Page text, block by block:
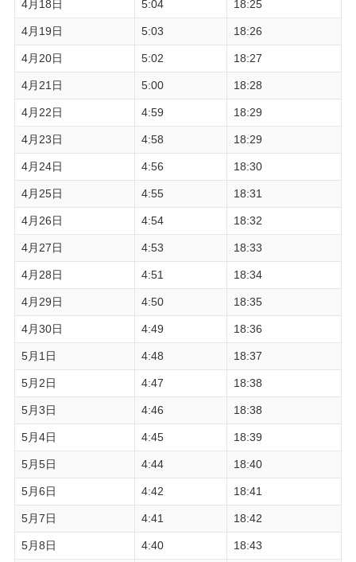
4月18日 5:04 18:25
4月19日 5:03 18:26
4月20日 5:02 18:27
4月21日 5:00 18:28
4月22日 4:59 18:29
4月23日 4:58 18:29
4月24日 4:56 18:30
4月25日 4:55 18:31
4月26日 4:54 18:32
4月27日 4:53 18:33
4月28日 4:51 18:34
4月29日 4:50 18:35
4月30日 4:49 18:36
5月1日 4:48 18:37
5月2日 4:47 18:38
5月3日 4:46 18:38
5月4日 4:45 18:39
5月5日 4:44 18:40
5月6日 4:42 18:41
5月7日 4:41 18:42
5月8日 4:40 18:43